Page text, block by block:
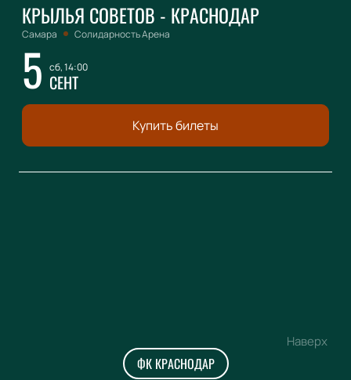
КРЫЛЬЯ СОВЕТОВ - КРАСНОДАР
Самара Солидарность Арена
5 сб, 14:00
СЕНТ
Купить билеты
Наверх
ФК КРАСНОДАР